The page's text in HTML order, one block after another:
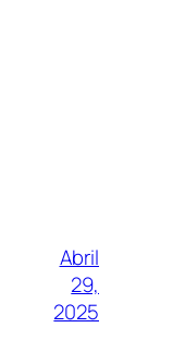
Abril
29,
2025